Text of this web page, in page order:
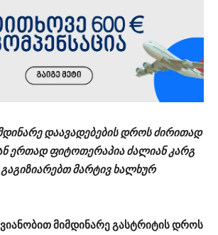
დაავადებების დროს ძირითად
ერთად ფიტოთერაპია ძალიან კარგ
მარტივ ხალხურ
მიმდინარე გასტრიტის დროს